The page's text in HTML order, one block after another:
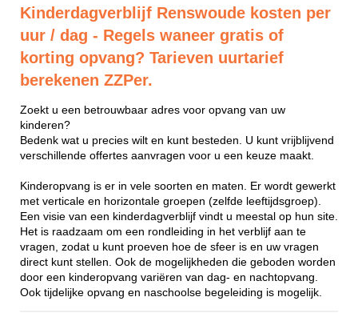
Kinderdagverblijf Renswoude kosten per
uur / dag - Regels waneer gratis of
korting opvang? Tarieven uurtarief
berekenen ZZPer.
Zoekt u een betrouwbaar adres voor opvang van uw
kinderen?
Bedenk wat u precies wilt en kunt besteden. U kunt vrijblijvend
verschillende offertes aanvragen voor u een keuze maakt.
Kinderopvang is er in vele soorten en maten. Er wordt gewerkt
met verticale en horizontale groepen (zelfde leeftijdsgroep).
Een visie van een kinderdagverblijf vindt u meestal op hun site.
Het is raadzaam om een rondleiding in het verblijf aan te
vragen, zodat u kunt proeven hoe de sfeer is en uw vragen
direct kunt stellen. Ook de mogelijkheden die geboden worden
door een kinderopvang variëren van dag- en nachtopvang.
Ook tijdelijke opvang en naschoolse begeleiding is mogelijk.